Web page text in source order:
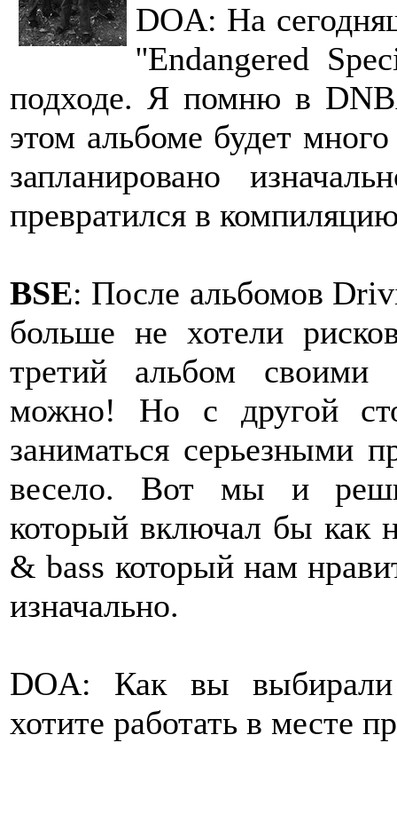
DOA: На
''Endangered
подходе. Я помню в
этом альбоме будет
запланировано
превратился в
BSE: После альбомов
больше не хотели
третий альбом своими
можно! Но с другой
заниматься серьезными
весело. Вот мы и
который включал бы как
& bass который нам
изначально.
DOA: Как вы
хотите работать в месте